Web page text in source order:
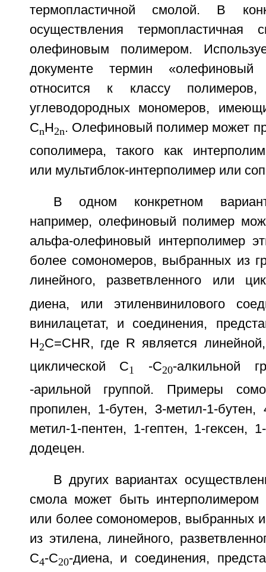
термопластичной смолой. В
осуществления
олефиновым полимером.
документе термин
относится к классу
углеводородных мономеров,
CnH2n. Олефиновый полимер может
сополимера, такого как
или мультиблок-интерполимер или
В одном конкретном
например, олефиновый полимер
альфа-олефиновый интерполимер
более сомономеров, выбранных из
линейного, разветвленного или
диена, или этиленвинилового
винилацетат, и соединения,
H2C=CHR, где R является
циклической C1 -C20-алкильной
-арильной группой. Примеры
пропилен, 1-бутен, 3-метил-1-бутен,
метил-1-пентен, 1-гептен, 1-гексен,
додецен.
В других вариантах
смола может быть
или более сомономеров, выбранных
из этилена, линейного,
C4-C20-диена, и соединения,